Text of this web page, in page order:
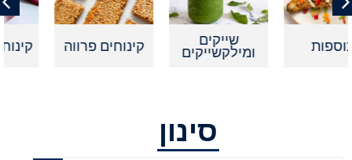
ומילקשייקים קינוחים פרווה קינוחים אישיים
סינון